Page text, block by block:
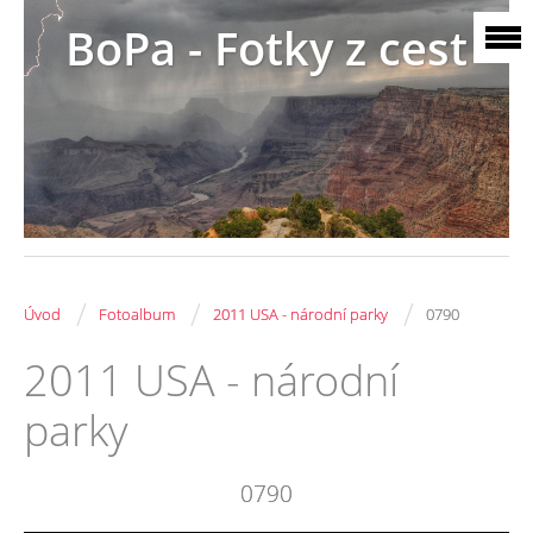
BoPa - Fotky z cest
Úvod / Fotoalbum / 2011 USA - národní parky / 0790
2011 USA - národní
parky
0790